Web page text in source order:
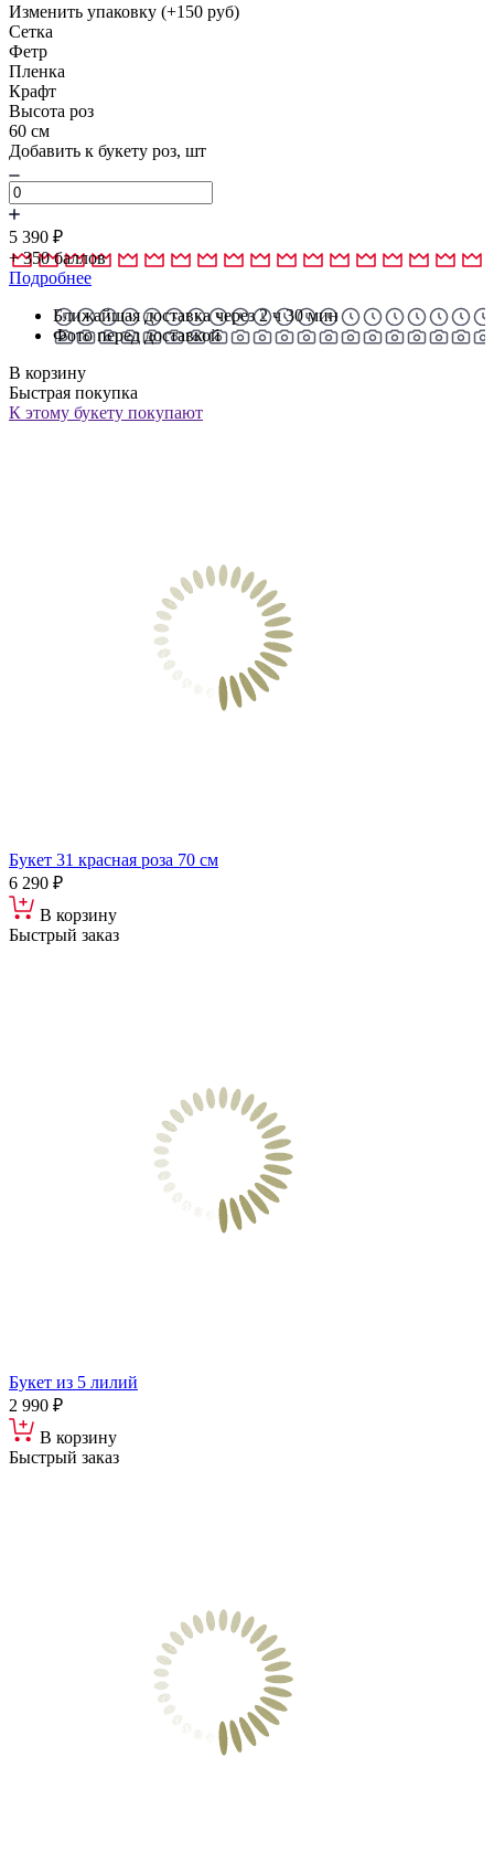
Изменить упаковку (+150 руб)
Сетка
Фетр
Пленка
Крафт
Высота роз
60 см
Добавить к букету роз, шт
5 390 ₽
+350баллов
Подробнее
Ближайшая доставка через 2 ч 30 мин
Фото перед доставкой
В корзину
Быстрая покупка
К этому букету покупают
Букет 31 красная роза 70 см
6 290 ₽
В корзину
Быстрый заказ
Букет из 5 лилий
2 990 ₽
В корзину
Быстрый заказ